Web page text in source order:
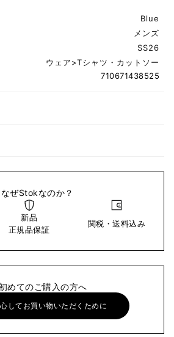
Blue
メンズ
SS26
ウェア>Tシャツ・カットソー
710671438525
なぜStokなのか？
新品
正規品保証
関税・送料込み
めてのご購入の方へ
してお買い物いただくために